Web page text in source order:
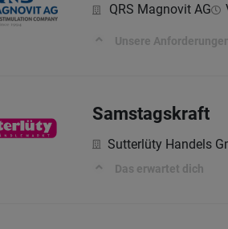
QRS Magnovit AG
Unsere
Samstagskraft
Sutterlüty Handels
Das erwartet dich